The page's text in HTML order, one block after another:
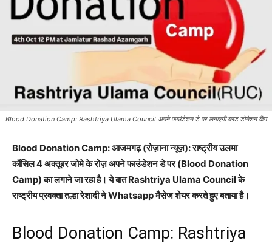
Blood Donation Camp: Rashtriya Ulama Council अपने फाउंडेशन डे पर लगाएगी ब्लड डोनेशन कैंप
Blood Donation Camp: आजमगढ़ (रोज़ाना न्यूज़): राष्ट्रीय उलमा
कौंसिल 4 अक्तूबर जोमे के रोज़ अपने फाउंडेशन डे पर (Blood Donation
Camp) का लगाने जा रहा है। ये बात Rashtriya Ulama Council के
राष्ट्रीय प्रवक्ता तल्हा रेशादी ने Whatsapp मैसेज शेयर करते हुए बताया है।
Blood Donation Camp: Rashtriya